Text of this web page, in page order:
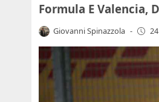
Formula E
Giovanni Spinazzola -